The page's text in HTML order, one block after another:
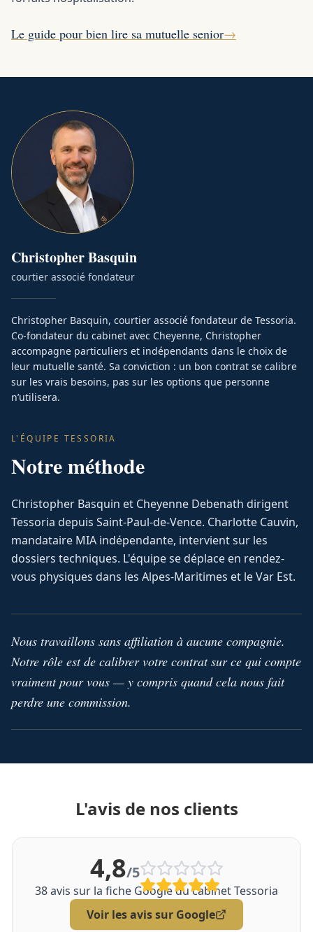
Le guide pour bien lire sa mutuelle senior→
ChristopherBasquin
courtier associé fondateur
Christopher Basquin, courtier associé fondateur de Tessoria.
Co-fondateur du cabinet avec Cheyenne, Christopher
accompagne particuliers et indépendants dans le choix de
leur mutuelle santé. Sa conviction : un bon contrat se calibre
sur les vrais besoins, pas sur les options que personne
n’utilisera.
L'ÉQUIPE TESSORIA
Notre méthode
Christopher Basquin et Cheyenne Debenath dirigent
Tessoria depuis Saint-Paul-de-Vence. Charlotte Cauvin,
mandataire MIA indépendante, intervient sur les
dossiers techniques. L'équipe se déplace en rendez-
vous physiques dans les Alpes-Maritimes et le Var Est.
Nous travaillons sans affiliation à aucune compagnie.
Notre rôle est de calibrer votre contrat sur ce qui compte
vraiment pour vous — y compris quand cela nous fait
perdre une commission.
L'avis de nos clients
4,8/5
38avis sur la fiche Google du cabinet Tessoria
Voir les avis sur Google